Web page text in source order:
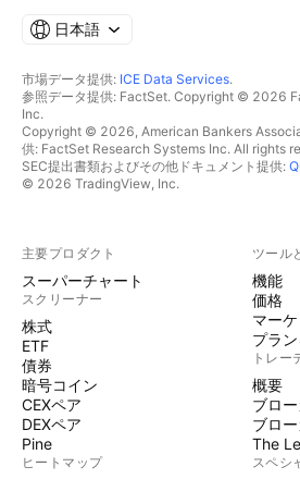
日本語
市場データ提供: ICE Data Services.
参照データ提供: FactSet. Copyright © 2026
Inc.
Copyright © 2026, American Bankers
供: FactSet Research Systems Inc. All rights
SEC提出書類およびその他ドキュメント提供:
© 2026 TradingView, Inc.
主要プロダクト
スーパーチャート
スクリーナー
株式
ETF
債券
暗号コイン
CEXペア
DEXペア
Pine
ヒートマップ
ツール
機能
価格
マー
プラ
トレー
概要
ブロ
ブロ
The
スペシ